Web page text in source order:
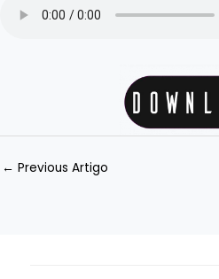
← Previous Artigo